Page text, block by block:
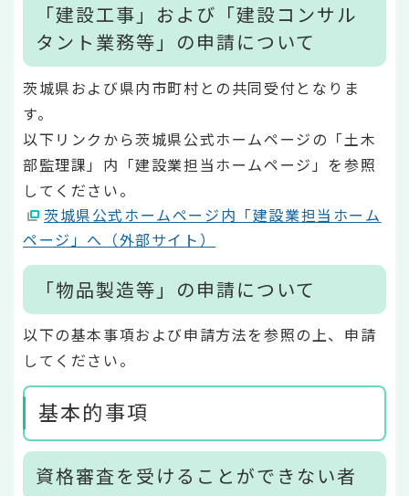
「建設工事」および「建設コンサル
タント業務等」の申請について
茨城県および県内市町村との共同受付となりま
す。
以下リンクから茨城県公式ホームページの「土木
部監理課」内「建設業担当ホームページ」を参照
してください。
茨城県公式ホームページ内「建設業担当ホーム
ページ」へ（外部サイト）
「物品製造等」の申請について
以下の基本事項および申請方法を参照の上、申請
してください。
基本的事項
資格審査を受けることができない者